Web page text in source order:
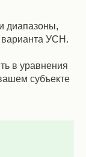
диапазоны,
варианта УСН.
в уравнения
субъекте